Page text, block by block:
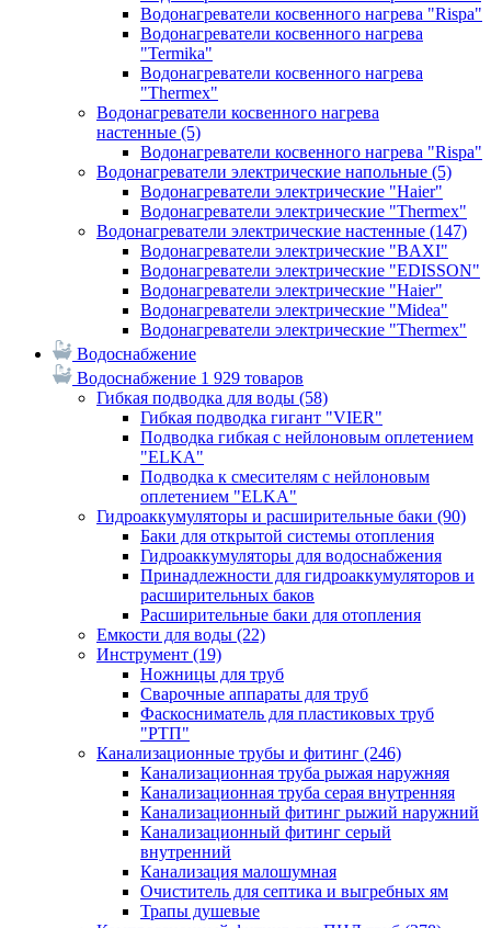
Водонагреватели косвенного нагрева "Rispa"
Водонагреватели косвенного нагрева
"Termika"
Водонагреватели косвенного нагрева
"Thermex"
Водонагреватели косвенного нагрева
настенные (5)
Водонагреватели косвенного нагрева "Rispa"
Водонагреватели электрические напольные (5)
Водонагреватели электрические "Haier"
Водонагреватели электрические "Thermex"
Водонагреватели электрические настенные (147)
Водонагреватели электрические "BAXI"
Водонагреватели электрические "EDISSON"
Водонагреватели электрические "Haier"
Водонагреватели электрические "Midea"
Водонагреватели электрические "Thermex"
Водоснабжение
Водоснабжение 1 929 товаров
Гибкая подводка для воды (58)
Гибкая подводка гигант "VIER"
Подводка гибкая с нейлоновым оплетением
"ELKA"
Подводка к смесителям с нейлоновым
оплетением "ELKA"
Гидроаккумуляторы и расширительные баки (90)
Баки для открытой системы отопления
Гидроаккумуляторы для водоснабжения
Принадлежности для гидроаккумуляторов и
расширительных баков
Расширительные баки для отопления
Емкости для воды (22)
Инструмент (19)
Ножницы для труб
Сварочные аппараты для труб
Фаскосниматель для пластиковых труб
"РТП"
Канализационные трубы и фитинг (246)
Канализационная труба рыжая наружняя
Канализационная труба серая внутренняя
Канализационный фитинг рыжий наружний
Канализационный фитинг серый
внутренний
Канализация малошумная
Очиститель для септика и выгребных ям
Трапы душевые